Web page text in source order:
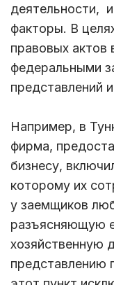
деятельности,
факторы. В
правовых актов
федеральными
представлений
Например, в
фирма,
бизнесу,
которому их
у заемщиков
разъясняющую
хозяйственную
представлению